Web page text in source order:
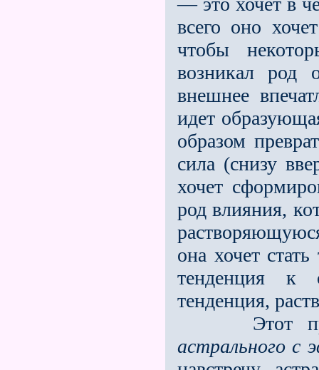
всего оно
чтобы
возникал род
внешнее
идет
образом
сила (снизу
хочет
род влияния,
она хочет
тен­денция к
тенденция,
Этот
астрального с